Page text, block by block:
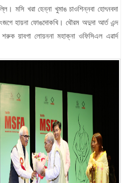
মসি খরা হেন্না খুমাঙ চাওশিন্নবা হোৎনবদা
হায়না ফোঙদোকখি। থৌরম অদুদা আর্ত এন্দ
য়াবগা লোয়ননা মহাক্না ওফিসিএল এৱার্দ